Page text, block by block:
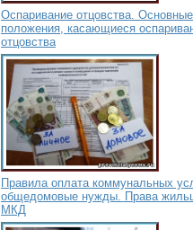
Оспаривание отцовства. Основные
положения, касающиеся
отцовства
Правила оплата коммунальных
общедомовые нужды. Права
МКД